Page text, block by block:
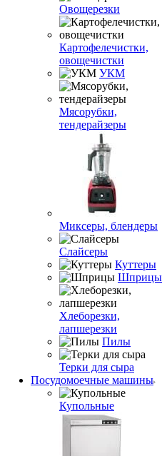
Овощерезки
Картофелечистки,
овощечистки
УКМ
Мясорубки,
тендерайзеры
Миксеры, блендеры
Слайсеры
Куттеры
Шприцы
Хлеборезки,
лапшерезки
Пилы
Терки для сыра
Посудомоечные машины
Купольные